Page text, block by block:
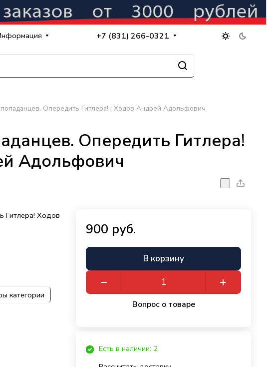
+7 (831) 266-0321
Опередить Гитлера! | Ходов Андрей Адольфович
Опередить Гитлера!
Адольфович
Гитлера! Ходов
категории
900 руб.
В корзину
Вопрос о товаре
Есть в наличии: 2